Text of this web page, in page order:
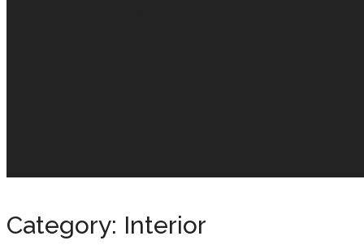
Category: Interior